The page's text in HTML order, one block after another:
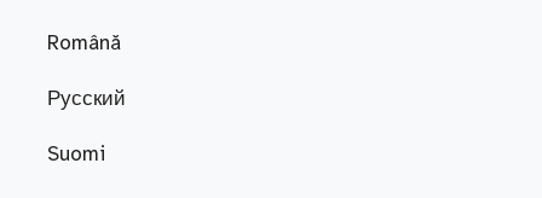
Română
Русский
Suomi